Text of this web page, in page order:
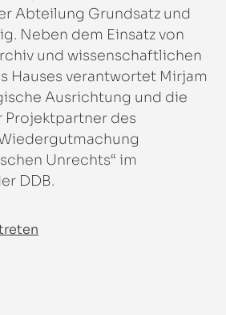
Abteilung Grundsatz und
Neben dem Einsatz von
und wissenschaftlichen
Hauses verantwortet Mirjam
Ausrichtung und die
des
Unrechts“ im
DDB.